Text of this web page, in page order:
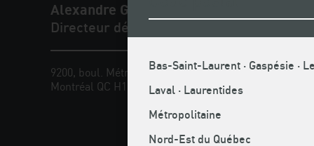
Alexandre Gagnon
Directeur développement et innovation
9200, boul. Métropolitain Est
Montréal QC H1K 4L2
Bas-Saint-Laurent · Gaspésie ·
Laval · Laurentides
Métropolitaine
Nord-Est du Québec